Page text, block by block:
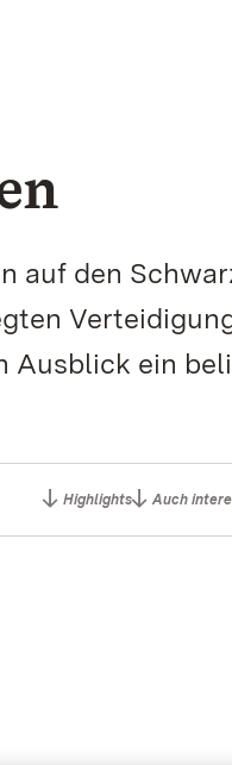
auf den
Ausblick ein
Highlights Auch